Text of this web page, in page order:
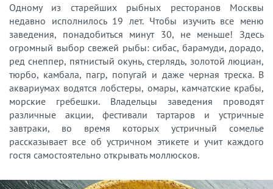
Одному из старейших рыбных ресторанов Москвы
недавно исполнилось 19 лет. Чтобы изучить все меню
заведения, понадобиться минут 30, не меньше! Здесь
огромный выбор свежей рыбы: сибас, барамуди, дорадо,
ред снеппер, пятнистый окунь, стерлядь, золотой люциан,
тюрбо, камбала, пагр, попугай и даже черная треска. В
аквариумах водятся лобстеры, омары, камчатские крабы,
морские гребешки. Владельцы заведения проводят
различные акции, фестивали тартаров и устричные
завтраки, во время которых устричный сомелье
рассказывает все об устричном этикете и учит каждого
гостя самостоятельно открывать моллюсков.